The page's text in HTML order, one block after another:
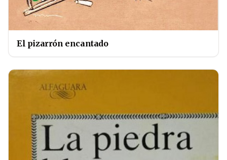
El pizarrón encantado